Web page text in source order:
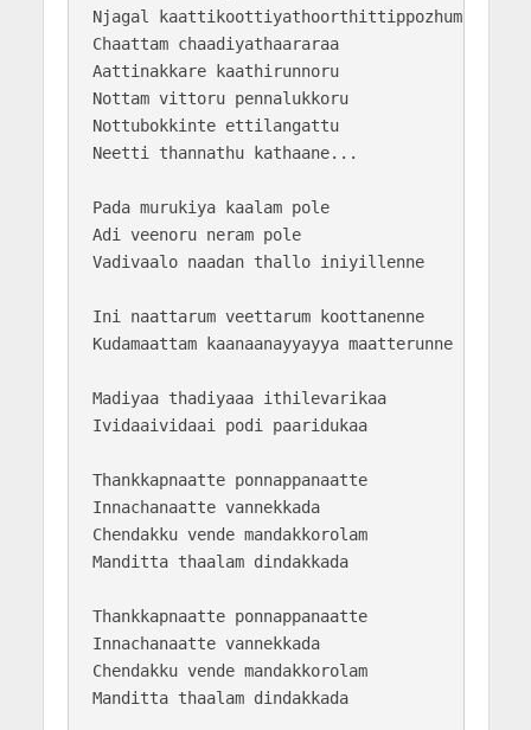
Njagal kaattikoottiyathoorthittippozhum
Chaattam chaadiyathaararaa
Aattinakkare kaathirunnoru
Nottam vittoru pennalukkoru
Nottubokkinte ettilangattu
Neetti thannathu kathaane...
Pada murukiya kaalam pole
Adi veenoru neram pole
Vadivaalo naadan thallo iniyillenne
Ini naattarum veettarum koottanenne
Kudamaattam kaanaanayyayya maatterunne
Madiyaa thadiyaaa ithilevarikaa
Ividaaividaai podi paaridukaa
Thankkapnaatte ponnappanaatte
Innachanaatte vannekkada
Chendakku vende mandakkorolam
Manditta thaalam dindakkada
Thankkapnaatte ponnappanaatte
Innachanaatte vannekkada
Chendakku vende mandakkorolam
Manditta thaalam dindakkada